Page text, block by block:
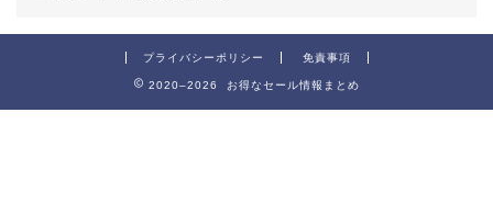
プライバシーポリシー 免責事項
2020–2026 お得なセール情報まとめ